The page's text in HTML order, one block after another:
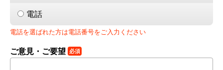
電話
電話を選ばれた方は電話番号をご入力ください
ご意見・ご要望 必須